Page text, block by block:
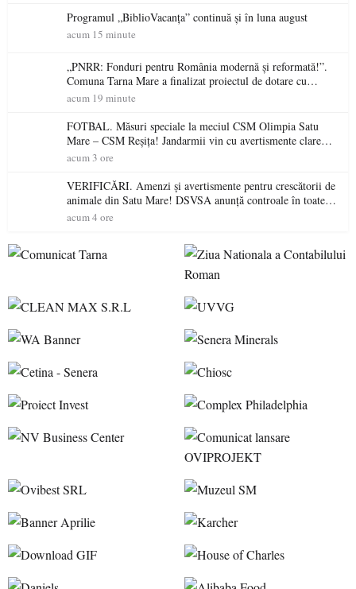
Programul „BiblioVacanța” continuă și în luna august
acum 15 minute
„PNRR: Fonduri pentru România modernă și reformată!”.
Comuna Tarna Mare a finalizat proiectul de dotare cu
mobilier, materiale didactice și echipamente digitale a
acum 19 minute
FOTBAL. Măsuri speciale la meciul CSM Olimpia Satu
Mare – CSM Reșița! Jandarmii vin cu avertismente clare
pentru suporteri
acum 3 ore
VERIFICĂRI. Amenzi și avertismente pentru crescătorii de
animale din Satu Mare! DSVSA anunță controale în toate
gospodăriile și face apel la respectarea legii
acum 4 ore